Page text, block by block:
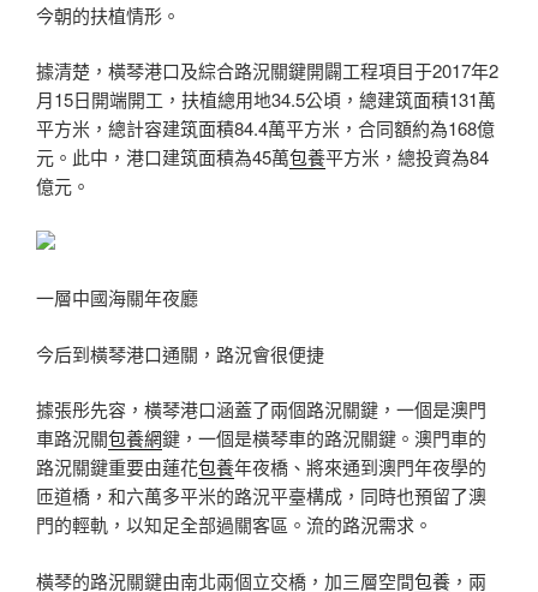
今朝的扶植情形。
據清楚，橫琴港口及綜合路況關鍵開闢工程項目于2017年2
月15日開端開工，扶植總用地34.5公頃，總建筑面積131萬
平方米，總計容建筑面積84.4萬平方米，合同額約為168億
元。此中，港口建筑面積為45萬包養平方米，總投資為84
億元。
一層中國海關年夜廳
今后到橫琴港口通關，路況會很便捷
據張彤先容，橫琴港口涵蓋了兩個路況關鍵，一個是澳門
車路況關包養網鍵，一個是橫琴車的路況關鍵。澳門車的
路況關鍵重要由蓮花包養年夜橋、將來通到澳門年夜學的
匝道橋，和六萬多平米的路況平臺構成，同時也預留了澳
門的輕軌，以知足全部過關客區。流的路況需求。
橫琴的路況關鍵由南北兩個立交橋，加三層空間包養 ，兩